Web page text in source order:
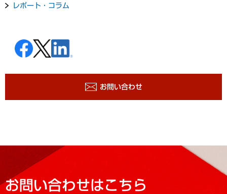
レポート・コラム
お問い合わせ
お問い合わせはこちら